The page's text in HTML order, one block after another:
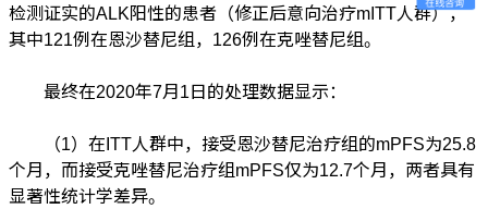
检测证实的ALK阳性的患者（修正后意向治疗mITT人群），
其中121例在恩沙替尼组，126例在克唑替尼组。
最终在2020年7月1日的处理数据显示：
（1）在ITT人群中，接受恩沙替尼治疗组的mPFS为25.8
个月，而接受克唑替尼治疗组mPFS仅为12.7个月，两者具有
显著性统计学差异。